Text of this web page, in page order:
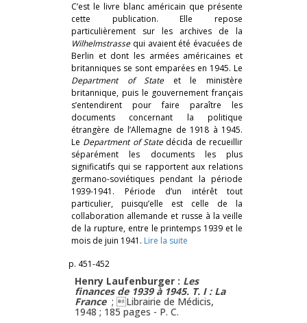
C’est le livre blanc américain que présente
cette publication. Elle repose
particulièrement sur les archives de la
Wilhelmstrasse qui avaient été évacuées de
Berlin et dont les armées américaines et
britanniques se sont emparées en 1945. Le
Department of State et le ministère
britannique, puis le gouvernement français
s’entendirent pour faire paraître les
documents concernant la politique
étrangère de l’Allemagne de 1918 à 1945.
Le Department of State décida de recueillir
séparément les documents les plus
significatifs qui se rapportent aux relations
germano-soviétiques pendant la période
1939-1941. Période d’un intérêt tout
particulier, puisqu’elle est celle de la
collaboration allemande et russe à la veille
de la rupture, entre le printemps 1939 et le
mois de juin 1941. Lire la suite
p. 451-452
Henry Laufenburger : Les
finances de 1939 à 1945. T. I : La
France ; Librairie de Médicis,
1948 ; 185 pages - P. C.